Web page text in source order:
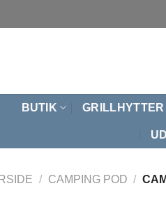
BUTIK GRILLHYTTER
/ CAMPING POD /